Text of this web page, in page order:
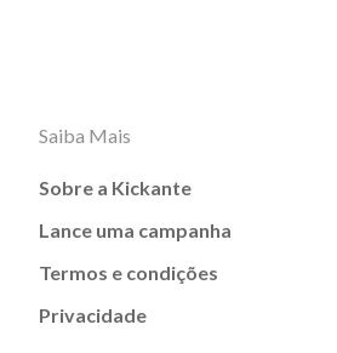
Saiba Mais
Sobre a Kickante
Lance uma campanha
Termos e condições
Privacidade